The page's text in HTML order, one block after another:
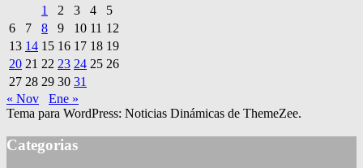
1
2 3 4
5
6
7 8 9 10 11 12
13 14 15 16 17 18 19
20 21 22 23 24 25 26
27 28 29 30 31
« Nov
Ene »
Tema para WordPress: Noticias Dinámicas de ThemeZee.
Categorias